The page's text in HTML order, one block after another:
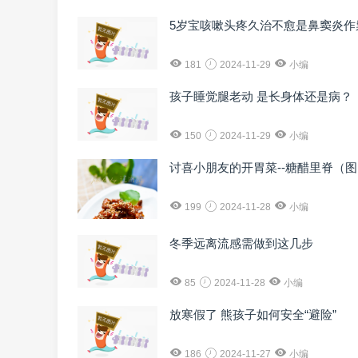
5岁宝咳嗽头疼久治不愈是鼻窦炎作
181 2024-11-29 小编
孩子睡觉腿老动 是长身体还是病？
150 2024-11-29 小编
讨喜小朋友的开胃菜--糖醋里脊（
199 2024-11-28 小编
冬季远离流感需做到这几步
85 2024-11-28 小编
放寒假了 熊孩子如何安全“避险”
186 2024-11-27 小编